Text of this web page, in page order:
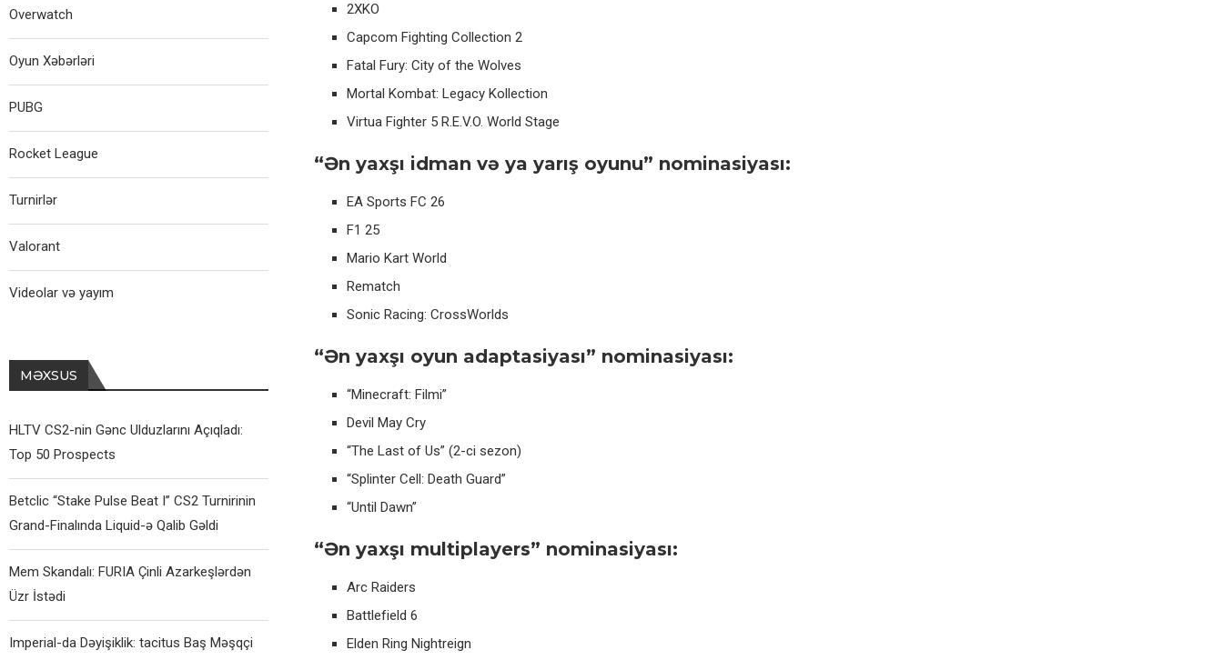
2XKO
Capcom Fighting Collection 2
Fatal Fury: City of the Wolves
Mortal Kombat: Legacy Kollection
Virtua Fighter 5 R.E.V.O. World Stage
“Ən yaxşı idman və ya yarış oyunu” nominasiyası:
EA Sports FC 26
F1 25
Mario Kart World
Rematch
Sonic Racing: CrossWorlds
“Ən yaxşı oyun adaptasiyası” nominasiyası:
“Minecraft: Filmi”
Devil May Cry
“The Last of Us” (2-ci sezon)
“Splinter Cell: Death Guard”
“Until Dawn”
“Ən yaxşı multiplayers” nominasiyası:
Arc Raiders
Battlefield 6
Elden Ring Nightreign
Overwatch
Oyun Xəbərləri
PUBG
Rocket League
Turnirlər
Valorant
Videolar və yayım
MƏXSUS
HLTV CS2-nin Gənc Ulduzlarını Açıqladı:
Top 50 Prospects
Betclic “Stake Pulse Beat I” CS2 Turnirinin
Grand-Finalında Liquid-ə Qalib Gəldi
Mem Skandalı: FURIA Çinli Azarkeşlərdən
Üzr İstədi
Imperial-da Dəyişiklik: tacitus Baş Məşqçi